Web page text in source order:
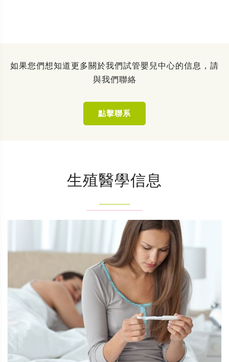
如果您們想知道更多關於我們試管嬰兒中心的信息，請
與我們聯絡
點擊聯系
生殖醫學信息